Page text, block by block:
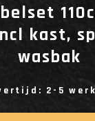
kast,
wasbak
2-5